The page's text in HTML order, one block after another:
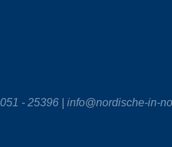
- 25396 | info@nordische-in-